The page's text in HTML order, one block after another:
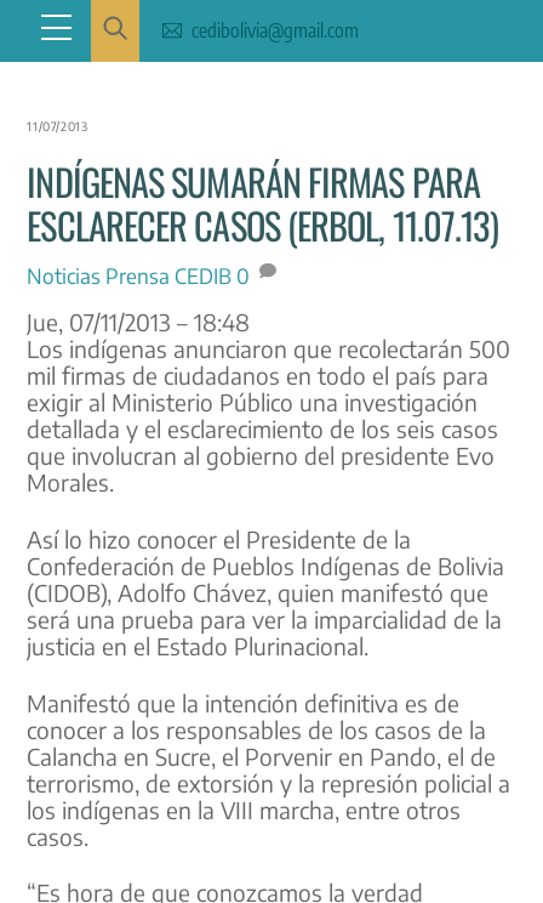
content
Menu cedibolivia@gmail.com
11/07/2013
INDÍGENAS SUMARÁN FIRMAS PARA
ESCLARECER CASOS (ERBOL, 11.07.13)
Noticias Prensa CEDIB 0
Jue, 07/11/2013 – 18:48
Los indígenas anunciaron que recolectarán 500
mil firmas de ciudadanos en todo el país para
exigir al Ministerio Público una investigación
detallada y el esclarecimiento de los seis casos
que involucran al gobierno del presidente Evo
Morales.
Así lo hizo conocer el Presidente de la
Confederación de Pueblos Indígenas de Bolivia
(CIDOB), Adolfo Chávez, quien manifestó que
será una prueba para ver la imparcialidad de la
justicia en el Estado Plurinacional.
Manifestó que la intención definitiva es de
conocer a los responsables de los casos de la
Calancha en Sucre, el Porvenir en Pando, el de
terrorismo, de extorsión y la represión policial a
los indígenas en la VIII marcha, entre otros
casos.
“Es hora de que conozcamos la verdad